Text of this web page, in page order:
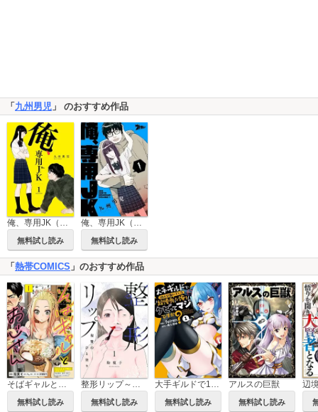
「九州男児 」 のおすすめ作品
俺、専用JK（びしょうじょ）【描き下ろしおまけ付き特装版】
無料試し読み
俺、専用JK（びしょうじょ）
無料試し読み
「 熱帯COMICS 」のおすすめ作品
そばギャルとおじさん
無料試し読み
整形リップ～復讐のひと塗り～
無料試し読み
大手ギルドで10人分働いている超優秀な俺をクビってマジですか？
無料試し読み
アルスの巨獣
無料試し読み